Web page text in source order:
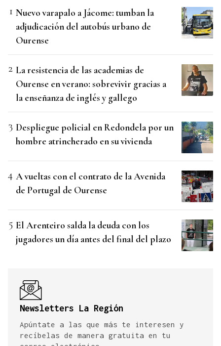
Nuevo varapalo a Jácome: tumban la
adjudicación del autobús urbano de
Ourense
La resistencia de las academias de
Ourense en verano: sobrevivir gracias a
la enseñanza de inglés y gallego
Despliegue policial en Redondela por un
hombre atrincherado en su vivienda
A vueltas con el contrato de la Avenida
de Portugal de Ourense
El Arenteiro salda la deuda con los
jugadores un día antes del final del plazo
Newsletters La Región
Apúntate a las que más te interesen y
recíbelas de manera gratuita en tu